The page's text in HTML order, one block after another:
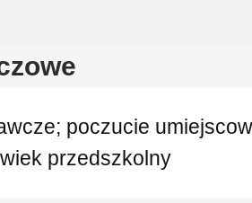
poczucie
przedszkolny